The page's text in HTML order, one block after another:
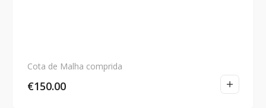
Cota de Malha comprida
€150.00